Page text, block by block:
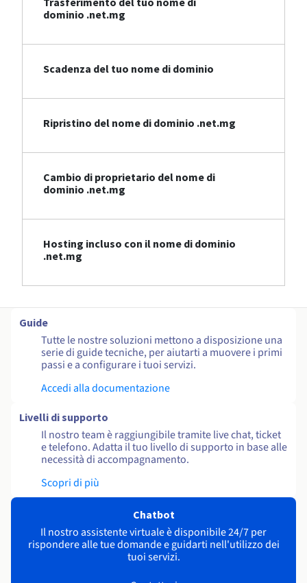
dominio .net.mg
Scadenza del tuo nome di dominio
Ripristino del nome di dominio .net.mg
Cambio di proprietario del nome di
dominio .net.mg
Hosting incluso con il nome di dominio
.net.mg
Guide
Tutte le nostre soluzioni mettono a disposizione una
serie di guide tecniche, per aiutarti a muovere i primi
passi e a configurare i tuoi servizi.
Accedi alla documentazione
Livelli di supporto
Il nostro team è raggiungibile tramite live chat, ticket
e telefono. Adatta il tuo livello di supporto in base alle
necessità di accompagnamento.
Scopri di più
Chatbot
Il nostro assistente virtuale è disponibile 24/7 per
rispondere alle tue domande e guidarti nell'utilizzo dei
tuoi servizi.